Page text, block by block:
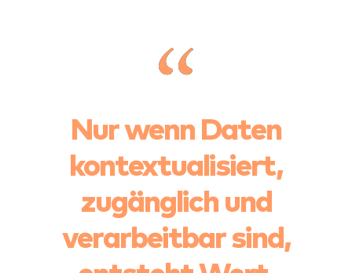
Nur wenn Daten
kontextualisiert,
zugänglich und
verarbeitbar sind,